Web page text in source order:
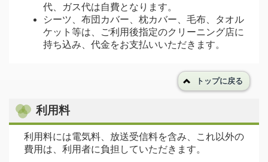
代、ガス代は自費となります。
シーツ、布団カバー、枕カバー、毛布、タオル
ケット等は、ご利用後指定のクリーニング店に
持ち込み、代金をお支払いいただきます。
トップに戻る
利用料
利用料には電気料、放送受信料を含み、これ以外の
費用は、利用者に負担していただきます。